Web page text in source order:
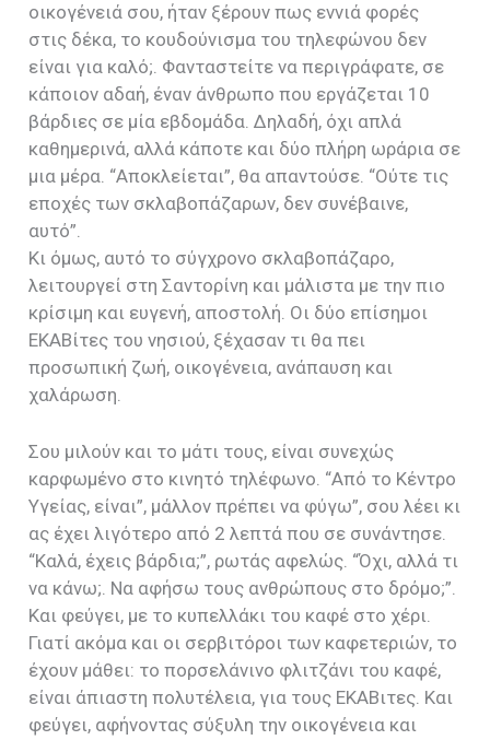
οικογένειά σου, ήταν ξέρουν πως εννιά φορές
στις δέκα, το κουδούνισμα του τηλεφώνου δεν
είναι για καλό;. Φανταστείτε να περιγράφατε, σε
κάποιον αδαή, έναν άνθρωπο που εργάζεται 10
βάρδιες σε μία εβδομάδα. Δηλαδή, όχι απλά
καθημερινά, αλλά κάποτε και δύο πλήρη ωράρια σε
μια μέρα. “Αποκλείεται”, θα απαντούσε. “Ούτε τις
εποχές των σκλαβοπάζαρων, δεν συνέβαινε,
αυτό”.
Κι όμως, αυτό το σύγχρονο σκλαβοπάζαρο,
λειτουργεί στη Σαντορίνη και μάλιστα με την πιο
κρίσιμη και ευγενή, αποστολή. Οι δύο επίσημοι
ΕΚΑΒίτες του νησιού, ξέχασαν τι θα πει
προσωπική ζωή, οικογένεια, ανάπαυση και
χαλάρωση.
Σου μιλούν και το μάτι τους, είναι συνεχώς
καρφωμένο στο κινητό τηλέφωνο. “Από το Κέντρο
Υγείας, είναι”, μάλλον πρέπει να φύγω”, σου λέει κι
ας έχει λιγότερο από 2 λεπτά που σε συνάντησε.
“Καλά, έχεις βάρδια;”, ρωτάς αφελώς. “Όχι, αλλά τι
να κάνω;. Να αφήσω τους ανθρώπους στο δρόμο;”.
Και φεύγει, με το κυπελλάκι του καφέ στο χέρι.
Γιατί ακόμα και οι σερβιτόροι των καφετεριών, το
έχουν μάθει: το πορσελάνινο φλιτζάνι του καφέ,
είναι άπιαστη πολυτέλεια, για τους ΕΚΑΒιτες. Και
φεύγει, αφήνοντας σύξυλη την οικογένεια και